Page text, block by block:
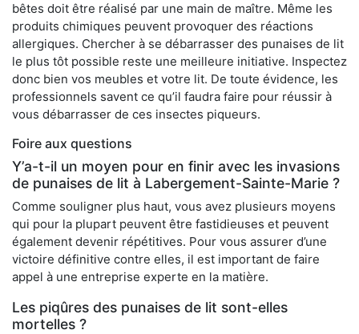
bêtes doit être réalisé par une main de maître. Même les
produits chimiques peuvent provoquer des réactions
allergiques. Chercher à se débarrasser des punaises de lit
le plus tôt possible reste une meilleure initiative. Inspectez
donc bien vos meubles et votre lit. De toute évidence, les
professionnels savent ce qu’il faudra faire pour réussir à
vous débarrasser de ces insectes piqueurs.
Foire aux questions
Y’a-t-il un moyen pour en finir avec les invasions
de punaises de lit à Labergement-Sainte-Marie ?
Comme souligner plus haut, vous avez plusieurs moyens
qui pour la plupart peuvent être fastidieuses et peuvent
également devenir répétitives. Pour vous assurer d’une
victoire définitive contre elles, il est important de faire
appel à une entreprise experte en la matière.
Les piqûres des punaises de lit sont-elles
mortelles ?